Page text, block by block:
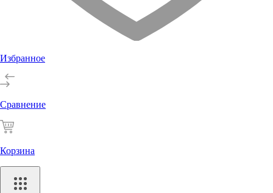
Избранное
Сравнение
Корзина